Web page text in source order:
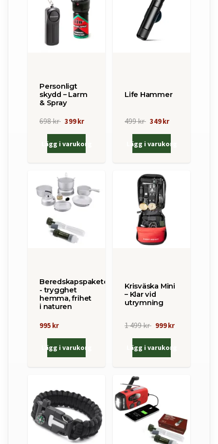
Personligt
skydd – Larm
& Spray
698 kr 399 kr
Lägg i varukorg
Life Hammer
499 kr 349 kr
Lägg i varukorg
Beredskapspaketet
- trygghet
hemma, frihet
i naturen
995 kr
Lägg i varukorg
Krisväska Mini
– Klar vid
utrymning
1 499 kr 999 kr
Lägg i varukorg